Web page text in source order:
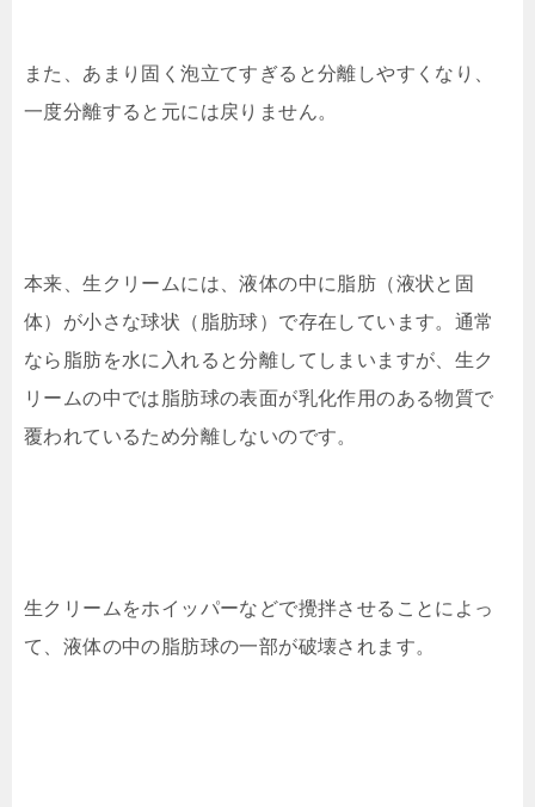
また、あまり固く泡立てすぎると分離しやすくなり、
一度分離すると元には戻りません。
本来、生クリームには、液体の中に脂肪（液状と固
体）が小さな球状（脂肪球）で存在しています。通常
なら脂肪を水に入れると分離してしまいますが、生ク
リームの中では脂肪球の表面が乳化作用のある物質で
覆われているため分離しないのです。
生クリームをホイッパーなどで攪拌させることによっ
て、液体の中の脂肪球の一部が破壊されます。